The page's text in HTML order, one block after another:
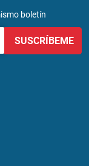
boletín
SUSCRÍBEME